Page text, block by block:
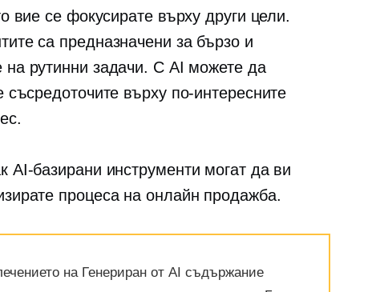
вие се фокусирате върху други цели.
са предназначени за бързо и
на рутинни задачи. С AI можете да
върху по-интересните
AI-базирани инструменти могат да ви
процеса на онлайн продажба.
на Генериран от AI съдържание